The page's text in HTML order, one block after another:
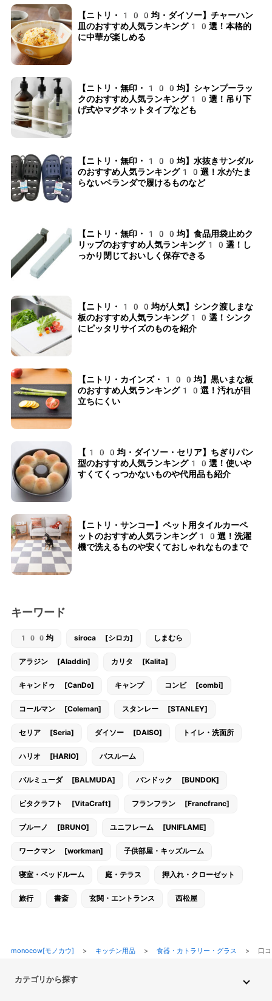
【ニトリ・100均・ダイソー】チャーハン
皿のおすすめ人気ランキング10選！本格的
に中華が楽しめる
【ニトリ・無印・100均】シャンプーラッ
クのおすすめ人気ランキング10選！吊り下
げ式やマグネットタイプなども
【ニトリ・無印・100均】水抜きサンダル
のおすすめ人気ランキング10選！水がたま
らないベランダで履けるものなど
【ニトリ・無印・100均】食品用袋止めク
リップのおすすめ人気ランキング10選！し
っかり閉じておいしく保存できる
【ニトリ・100均が人気】シンク渡しまな
板のおすすめ人気ランキング10選！シンク
にピッタリサイズのものを紹介
【ニトリ・カインズ・100均】黒いまな板
のおすすめ人気ランキング10選！汚れが目
立ちにくい
【100均・ダイソー・セリア】ちぎりパン
型のおすすめ人気ランキング10選！使いや
すくてくっつかないものや代用品も紹介
【ニトリ・サンコー】ペット用タイルカーペ
ットのおすすめ人気ランキング10選！洗濯
機で洗えるものや安くておしゃれなものまで
キーワード
100均 siroca [シロカ] しまむら
アラジン [Aladdin] カリタ [Kalita]
キャンドゥ [CanDo] キャンプ コンビ [combi]
コールマン [Coleman] スタンレー [STANLEY]
セリア [Seria] ダイソー [DAISO] トイレ・洗面所
ハリオ [HARIO] バスルーム
バルミューダ [BALMUDA] バンドック [BUNDOK]
ビタクラフト [VitaCraft] フランフラン [Francfranc]
ブルーノ [BRUNO] ユニフレーム [UNIFLAME]
ワークマン [workman] 子供部屋・キッズルーム
寝室・ベッドルーム 庭・テラス 押入れ・クローゼット
旅行 書斎 玄関・エントランス 西松屋
monocow[モノカウ] > キッチン用品> 食器・カトラリー・グラス > 口
カテゴリから探す